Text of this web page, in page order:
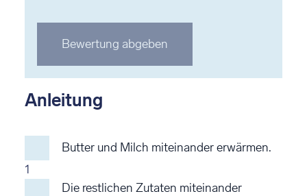
Stern
bewerten
Stern
bewerten
Stern
bewerten
Stern
bewerten
Stern
bewerten
Bewertung abgeben
Anleitung
1
Butter und Milch miteinander erwärmen.
Die restlichen Zutaten miteinander